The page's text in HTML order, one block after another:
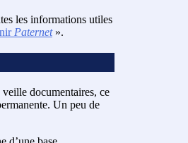
les informations utiles
Paternet».
documentaires, ce
Un peu de